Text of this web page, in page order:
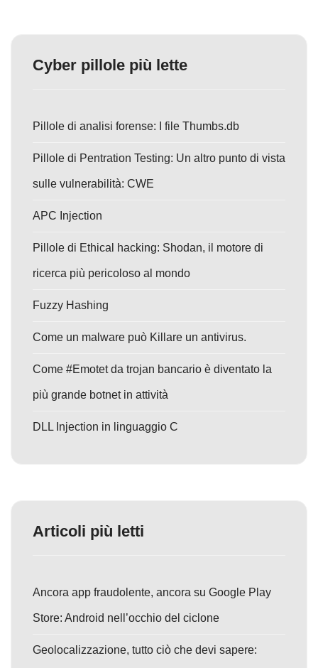
Cyber pillole più lette
Pillole di analisi forense: I file Thumbs.db
Pillole di Pentration Testing: Un altro punto di vista
sulle vulnerabilità: CWE
APC Injection
Pillole di Ethical hacking: Shodan, il motore di
ricerca più pericoloso al mondo
Fuzzy Hashing
Come un malware può Killare un antivirus.
Come #Emotet da trojan bancario è diventato la
più grande botnet in attività
DLL Injection in linguaggio C
Articoli più letti
Ancora app fraudolente, ancora su Google Play
Store: Android nell’occhio del ciclone
Geolocalizzazione, tutto ciò che devi sapere: